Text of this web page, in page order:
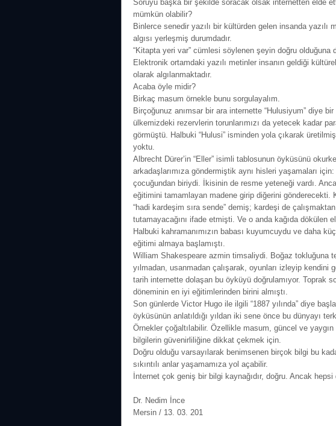
Soruyu başka bir şekilde soracak olsak internetten elde
mümkün olabilir?
Binlerce senedir yazılı bir kültürden gelen insanda
algısı yerleşmiş durumdadır.
“Kitapta yeri var” cümlesi söylenen şeyin doğru olduğuna
Elektronik ortamdaki yazılı metinler insanın geldiği
olarak algılanmaktadır.
Acaba öyle midir?
Birkaç masum örnekle bunu sorgulayalım.
Birçoğunuz anımsar bir ara internette “Hulusiyum” diye
ülkemizdeki rezervlerin torunlarımızı da yetecek kadar
görmüştü. Halbuki “Hulusi” isminden yola çıkarak
yoktu.
Albrecht Dürer’in “Eller” isimli tablosunun öyküsünü
arkadaşlarımıza göndermiştik aynı hisleri yaşamaları
çocuğundan biriydi. İkisinin de resme yeteneği vardı.
eğitimini tamamlayan madene girip diğerini gönderecekti.
“hadi kardeşim sıra sende” demiş; kardeşi de
tutamayacağını ifade etmişti. Ve o anda kağıda dökülen
Halbuki kahramanımızın babası kuyumcuydu ve daha
eğitimi almaya başlamıştı.
William Shakespeare azmin timsaliydi. Boğaz tokluğuna
yılmadan, usanmadan çalışarak, oyunları izleyip
tarih internette dolaşan bu öyküyü doğrulamıyor. Toprak
döneminin en iyi eğitimlerinden birini almıştı.
Son günlerde Victor Hugo ile ilgili “1887 yılında” diye
öyküsünün anlatıldığı yıldan iki sene önce bu dünyayı
Örnekler çoğaltılabilir. Özellikle masum, güncel ve
bilgilerin güvenirliliğine dikkat çekmek için.
Doğru olduğu varsayılarak benimsenen birçok bilgi bu
sıkıntılı anlar yaşamamıza yol açabilir.
İnternet çok geniş bir bilgi kaynağıdır, doğru. Ancak
Dr. Nedim İnce
Mersin / 13. 03. 201